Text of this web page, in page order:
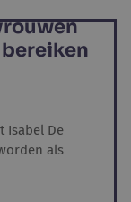
Isabel De
als